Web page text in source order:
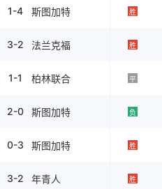
1-4 斯图加特 胜
3-2 法兰克福 胜
1-1 柏林联合 平
2-0 斯图加特 负
0-3 斯图加特 胜
3-2 年青人 胜